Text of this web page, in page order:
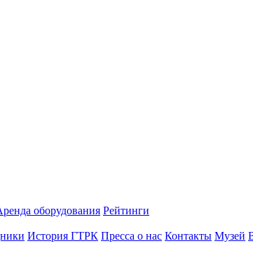
оборудования Рейтинги
История ГТРК Пресса о нас Контакты Музей